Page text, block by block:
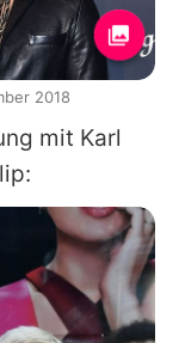
mit Karl
2018